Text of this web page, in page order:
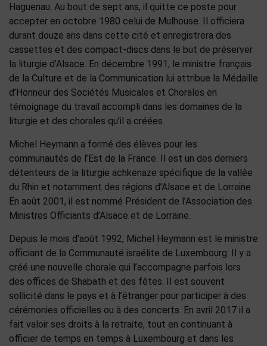
Haguenau. Au bout de sept ans, il quitte ce poste pour
accepter en octobre 1980 celui de Mulhouse. Il officiera
durant douze ans dans cette cité et enregistrera des
cassettes et des compact-discs dans le but de préserver
la liturgie d’Alsace. En décembre 1991, le ministre français
de la Culture et de la Communication lui attribue la Médaille
d’Honneur des Sociétés Musicales et Chorales en
témoignage du travail accompli dans les domaines de la
liturgie et des chorales qu’il a créées.
Michel Heymann a formé des élèves pour les
communautés de l’Est de la France. Il est un des derniers
détenteurs de la liturgie achkenaze spécifique de la vallée
du Rhin et notamment des régions d’Alsace et de Lorraine.
En août 2001, il est nommé Président de l’Association des
Ministres Officiants d’Alsace et de Lorraine.
Depuis le mois d’août 1992, Michel Heymann est le ministre
officiant de la Communauté israélite de Luxembourg. Il y a
créé une nouvelle chorale qui l’accompagne parfois lors
des offices de Shabath et des fêtes. Il est souvent
sollicité dans le pays et à l’étranger pour participer à des
cérémonies officielles ou à des concerts. En avril 2017 il a
fait valoir ses droits à la retraite, tout en continuant à
officier de temps en temps à Luxembourg et dans les